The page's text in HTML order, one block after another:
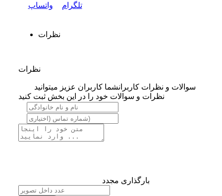
تلگرام واتساپ
نظرات
نظرات
سوالات و نظرات کاربرانشما کاربران عزیز میتوانید
نظرات و سوالات خود را در این بخش ثبت کنید
بارگذاری مجدد